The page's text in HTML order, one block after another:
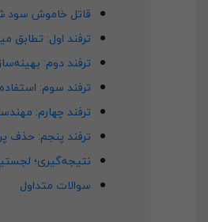
قاتل خاموش سود
ترفند اول: تطابق
ترفند دوم: بهینه‌سازی
ترفند سوم:
ترفند چهارم:
ترفند پنجم: حذف
نتیجه‌گیری؛
سوالات متداول